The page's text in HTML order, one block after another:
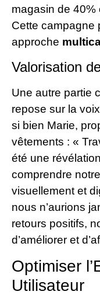
magasin de 40%
Cette campagne
approche
Valorisation
Une autre partie
repose sur la
si bien Marie,
vêtements : «
été une
comprendre
visuellement et
nous n’aurions
retours positifs,
d’améliorer et
Optimiser
Utilisateur